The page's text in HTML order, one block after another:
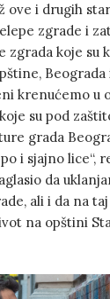
ove i drugih
zgrade i
zgrada koje su
Beograda
krenućemo u
su pod
grada
i sjajno lice“,
da
ali i da na
na opštini